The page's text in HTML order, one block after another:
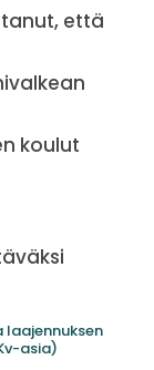
että
koulut
laajennuksen
asia)